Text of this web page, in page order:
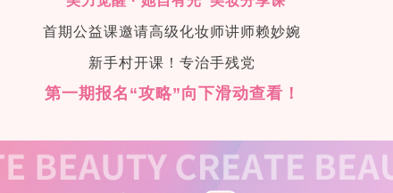
首期公益课邀请高级化妆师讲师赖妙婉
新手村开课！专治手残党
第一期报名“攻略”向下滑动查看！